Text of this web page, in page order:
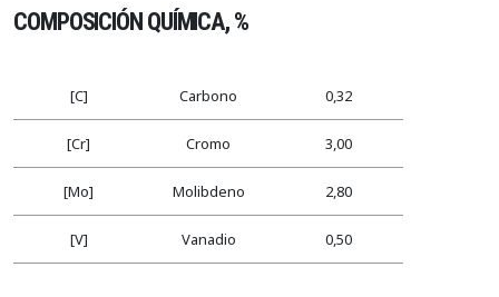
COMPOSICIÓN QUÍMICA, %
[C] Carbono 0,32
[Cr] Cromo 3,00
[Mo] Molibdeno 2,80
[V] Vanadio 0,50